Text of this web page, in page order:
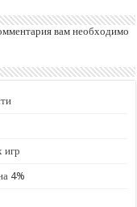
вам необходимо
игр
4%